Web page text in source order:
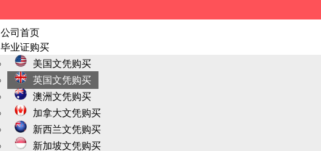
公司首页
毕业证购买
美国文凭购买
英国文凭购买
澳洲文凭购买
加拿大文凭购买
新西兰文凭购买
新加坡文凭购买